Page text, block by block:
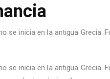
se inicia en la antigua Grecia.
se inicia en la antigua Grecia.